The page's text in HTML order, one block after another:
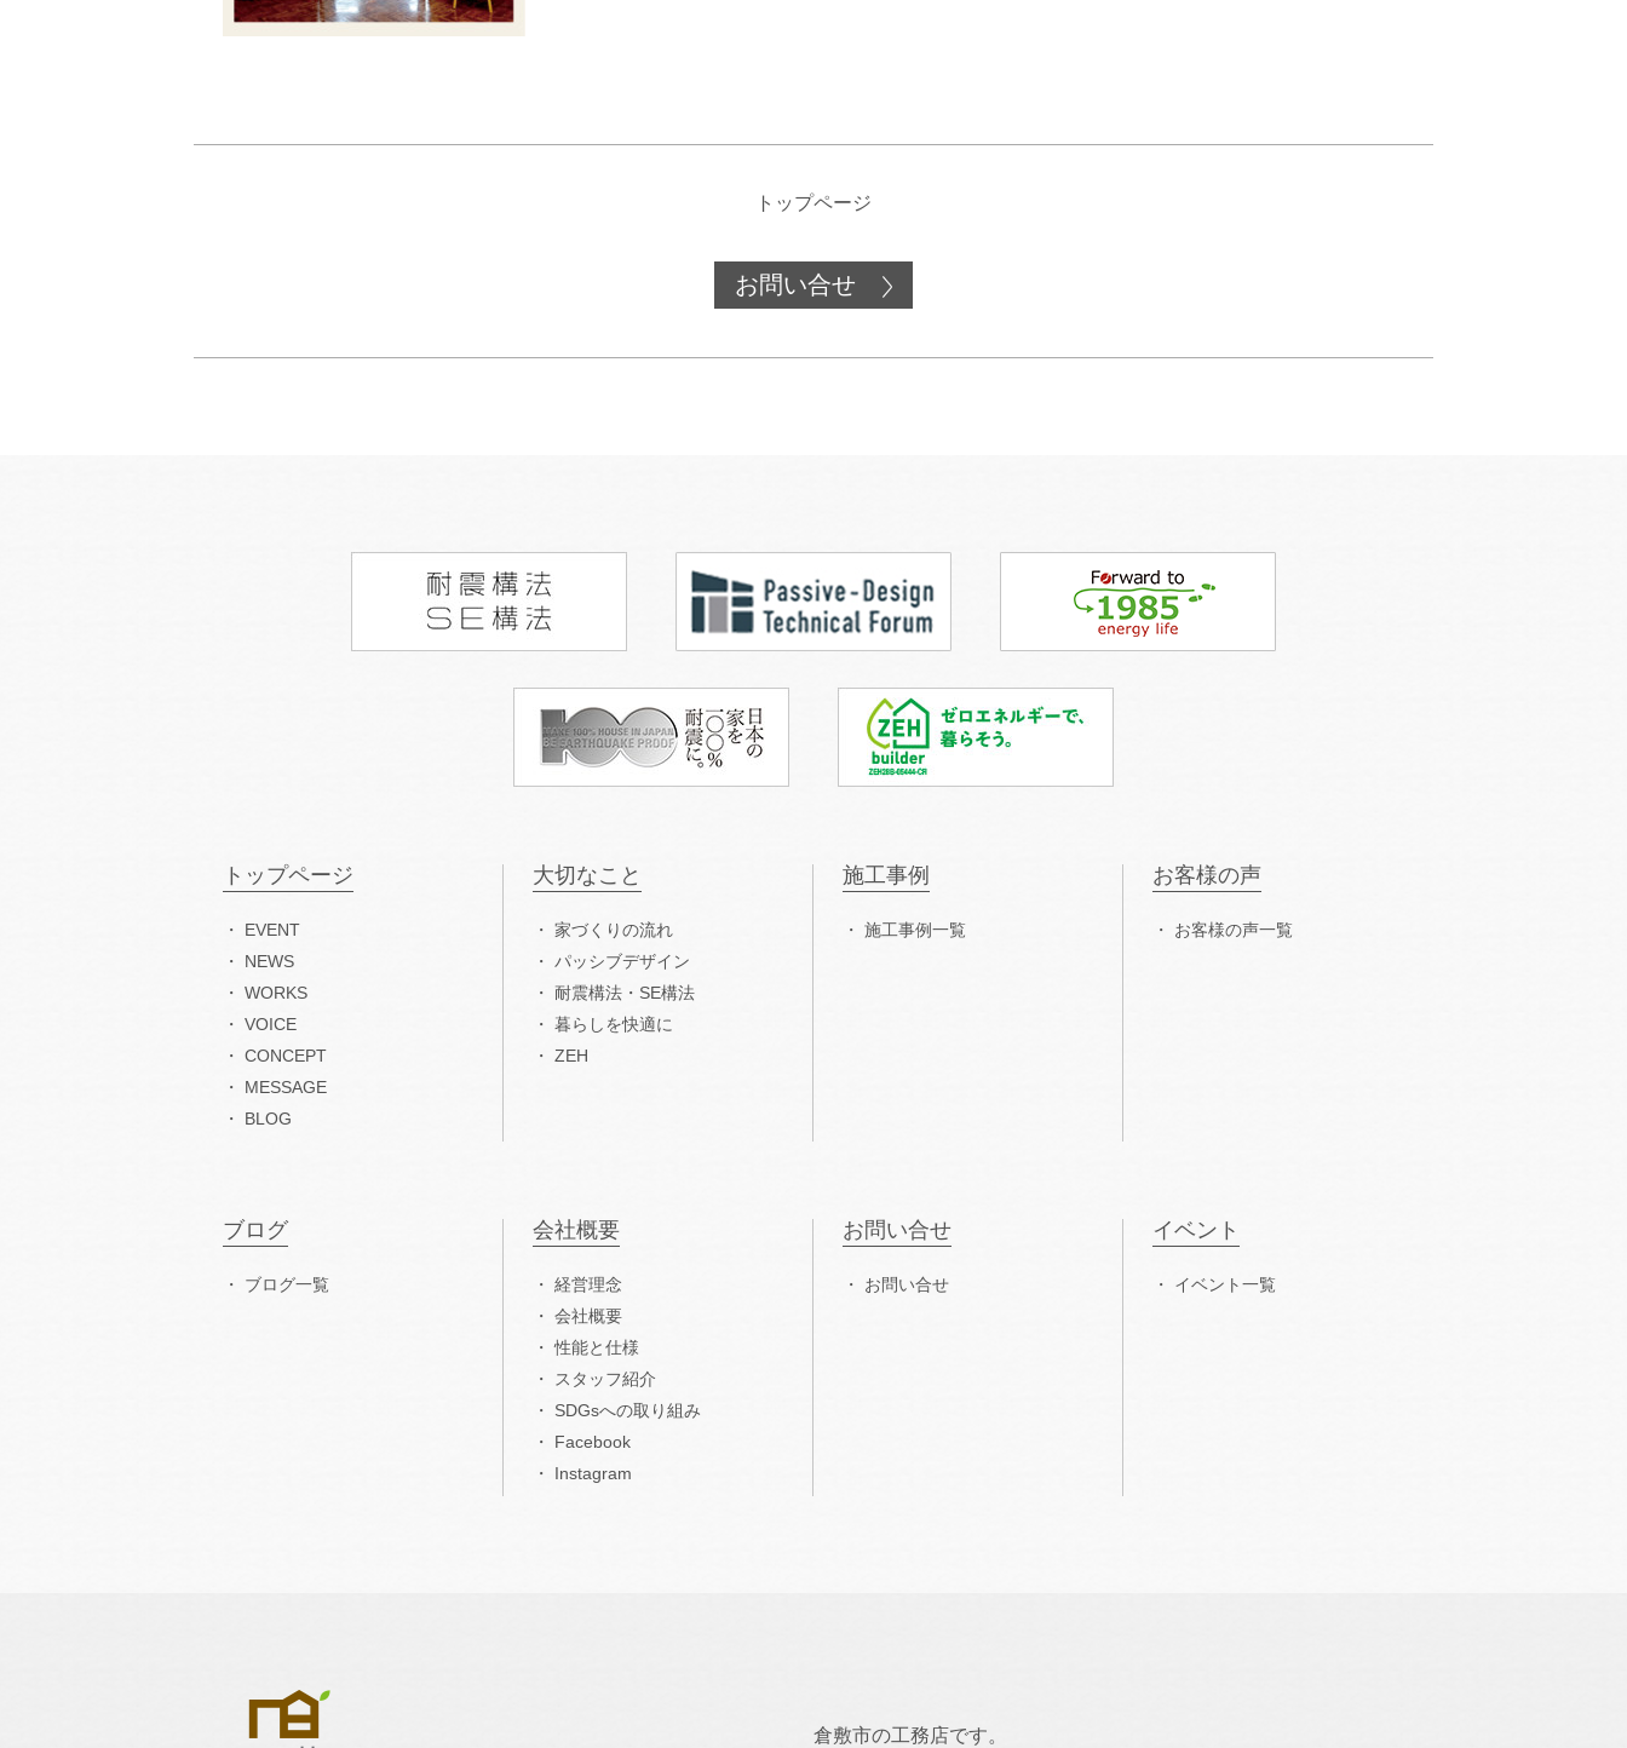
トップページ
お問い合せ
トップページ
EVENT
NEWS
WORKS
VOICE
CONCEPT
MESSAGE
BLOG
大切なこと
家づくりの流れ
パッシブデザイン
耐震構法・SE構法
暮らしを快適に
ZEH
施工事例
施工事例一覧
お客様の声
お客様の声一覧
ブログ
ブログ一覧
会社概要
経営理念
会社概要
性能と仕様
スタッフ紹介
SDGsへの取り組み
Facebook
Instagram
お問い合せ
お問い合せ
イベント
イベント一覧
倉敷市の工務店です。